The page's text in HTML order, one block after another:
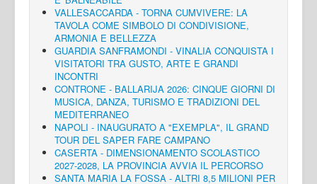
VALLESACCARDA - TORNA CUMVIVERE: LA
TAVOLA COME SIMBOLO DI CONDIVISIONE,
ARMONIA E BELLEZZA
GUARDIA SANFRAMONDI - VINALIA CONQUISTA I
VISITATORI TRA GUSTO, ARTE E GRANDI
INCONTRI
CONTRONE - BALLARIJA 2026: CINQUE GIORNI DI
MUSICA, DANZA, TURISMO E TRADIZIONI DEL
MEDITERRANEO
NAPOLI - INAUGURATO A "EXEMPLA", IL GRAND
TOUR DEL SAPER FARE CAMPANO
CASERTA - DIMENSIONAMENTO SCOLASTICO
2027-2028, LA PROVINCIA AVVIA IL PERCORSO
SANTA MARIA LA FOSSA - ALTRI 8,5 MILIONI PER